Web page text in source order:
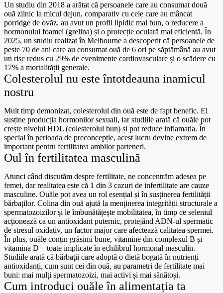
Un studiu din 2018 a arătat că persoanele care au consumat două
ouă zilnic la micul dejun, comparativ cu cele care au mâncat
porridge de ovăz, au avut un profil lipidic mai bun, o reducere a
hormonului foamei (grelina) și o protecție oculară mai eficientă. În
2025, un studiu realizat în Melbourne a descoperit că persoanele de
peste 70 de ani care au consumat ouă de 6 ori pe săptămână au avut
un risc redus cu 29% de evenimente cardiovasculare și o scădere cu
17% a mortalității generale.
Colesterolul nu este întotdeauna inamicul
nostru
Mult timp demonizat, colesterolul din ouă este de fapt benefic. El
susține producția hormonilor sexuali, iar studiile arată că ouăle pot
crește nivelul HDL (colesterolul bun) și pot reduce inflamația. În
special în perioada de preconcepție, acest lucru devine extrem de
important pentru fertilitatea ambilor parteneri.
Oul în fertilitatea masculină
Atunci când discutăm despre fertilitate, ne concentrăm adesea pe
femei, dar realitatea este că 1 din 3 cazuri de infertilitate are cauze
masculine. Ouăle pot avea un rol esențial și în susținerea fertilității
bărbaților. Colina din ouă ajută la menținerea integrității structurale a
spermatozoizilor și le îmbunătățește mobilitatea, în timp ce seleniul
acționează ca un antioxidant puternic, protejând ADN-ul spermatic
de stresul oxidativ, un factor major care afectează calitatea spermei.
În plus, ouăle conțin grăsimi bune, vitamine din complexul B și
vitamina D – toate implicate în echilibrul hormonal masculin.
Studiile arată că bărbații care adoptă o dietă bogată în nutrienți
antioxidanți, cum sunt cei din ouă, au parametri de fertilitate mai
buni: mai mulți spermatozoizi, mai activi și mai sănătoși.
Cum introduci ouăle în alimentația ta